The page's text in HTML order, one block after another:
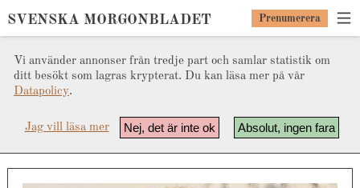
Vi använder annonser från tredje part och samlar statistik om
ditt besökt som lagras krypterat. Du kan läsa mer på vår
Datapolicy.
Absolut, ingen fara
Nej, det är inte ok
Jag vill läsa mer
SVENSKA MORGONBLADET Prenumerera